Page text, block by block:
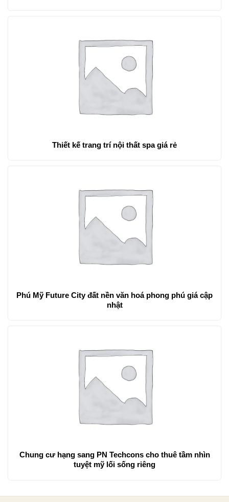
Thiết kế trang trí nội thất spa giá rẻ
Phú Mỹ Future City đất nền văn hoá phong phú giá cập
nhật
Chung cư hạng sang PN Techcons cho thuê tầm nhìn
tuyệt mỹ lối sống riêng